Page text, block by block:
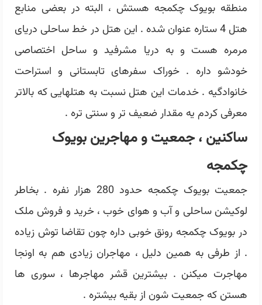
منطقه بویوک چکمجه هستش ، البته در بعضی منابع
هتل 4 ستاره عنوان شده . این هتل در خط ساحلی دریای
مرمره هست و به دریا مشرفید و ساحل اختصاصی
خودشو داره . خوراک سفرهای تابستانی و استراحت
خانوادگیه . خدمات این هتل نسبت به هتلهایی که بالاتر
معرفی کردم یه مقدار ضعیف تر و سنتی تره .
ساکنین ، جمعیت و مهاجرین بویوک
چکمجه
جمعیت بویوک چکمجه حدود 280 هزار نفره . بخاطر
لوکیشن ساحلی و آب و هوای خوب ، خرید و فروش ملک
در بویوک چکمجه رونق خوبی داره چون تقاضا توش زیاده
. از طرفی به همین دلیل ، مهاجران زیادی هم به اونجا
مهاجرت میکنن . بیشترین قشر مهاجرها ، سوری ها
هستن که جمعیت شون از بقیه بیشتره .